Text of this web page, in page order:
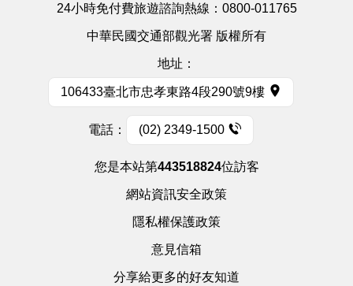
24小時免付費旅遊諮詢熱線： 0800-011765
中華民國交通部觀光署 版權所有
地址：
106433臺北市忠孝東路4段290號9樓
電話： (02) 2349-1500
您是本站第443518824位訪客
網站資訊安全政策
隱私權保護政策
意見信箱
分享給更多的好友知道